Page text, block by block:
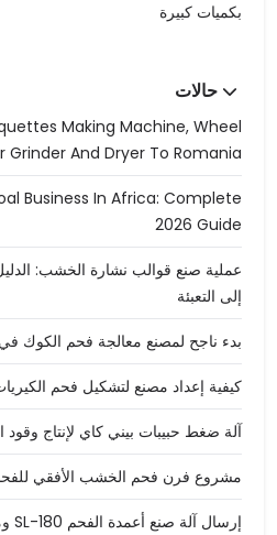
بكميات كبيرة
حالات
Making Machine, Wheel
Grinder And Dryer To Romania
Business In Africa: Complete
2026 Guide
عملية صنع قوالب نشارة الخشب:
إلى التعبئة
بدء ناجح لمصنع معالجة فحم الكوك
كيفية إعداد مصنع لتشكيل فحم
آلة ضغط حبيبات بيني كاي لإنتاج وقود
مشروع فرن فحم الخشب الأفقي
إرسال آلة صنع أعمدة الفحم SL-180 ومضخة التسخين إلى فيتنام